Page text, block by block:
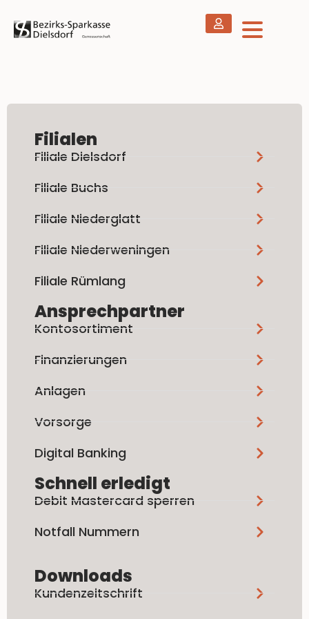
Filialen
Filiale Dielsdorf
Filiale Buchs
Filiale Niederglatt
Filiale Niederweningen
Filiale Rümlang
Ansprechpartner
Kontosortiment
Finanzierungen
Anlagen
Vorsorge
Digital Banking
Schnell erledigt
Debit Mastercard sperren
Notfall Nummern
Downloads
Kundenzeitschrift